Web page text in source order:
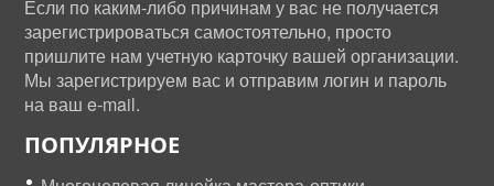
Если по каким-либо причинам у вас не получается
зарегистрироваться самостоятельно, просто
пришлите нам учетную карточку вашей организации.
Мы зарегистрируем вас и отправим логин и пароль
на ваш e-mail.
ПОПУЛЯРНОЕ